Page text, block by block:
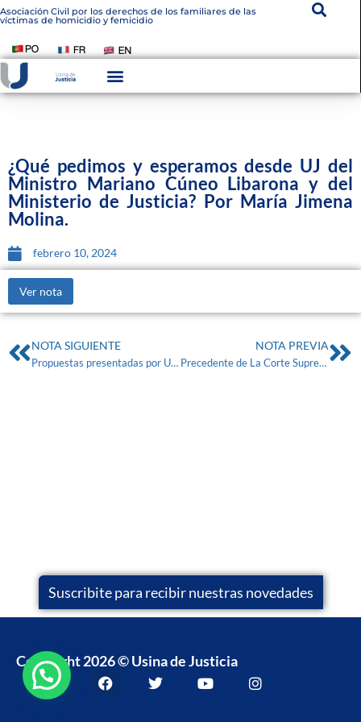
Asociación Civil por los derechos de los familiares de las
víctimas de homicidio y femicidio
¿Qué pedimos y esperamos desde UJ del
Ministro Mariano Cúneo Libarona y del
Ministerio de Justicia? Por María Jimena
Molina.
febrero 10, 2024
Ver nota
NOTA SIGUIENTE
Propuestas presentadas por UJ en el Ministerio de Justicia.
NOTA PREVIA
Precedente de La Corte Suprema de Justicia
Suscribite para recibir nuestras novedades
Copyright 2026 © Usina de Justicia